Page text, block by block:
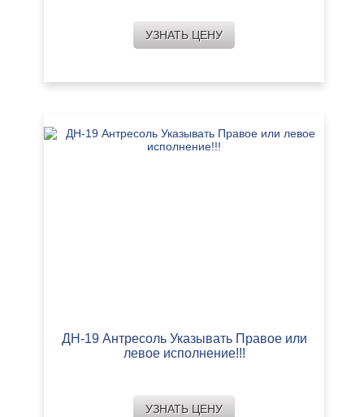
УЗНАТЬ ЦЕНУ
ДН-19 Антресоль Указывать Правое или
левое исполнение!!!
УЗНАТЬ ЦЕНУ